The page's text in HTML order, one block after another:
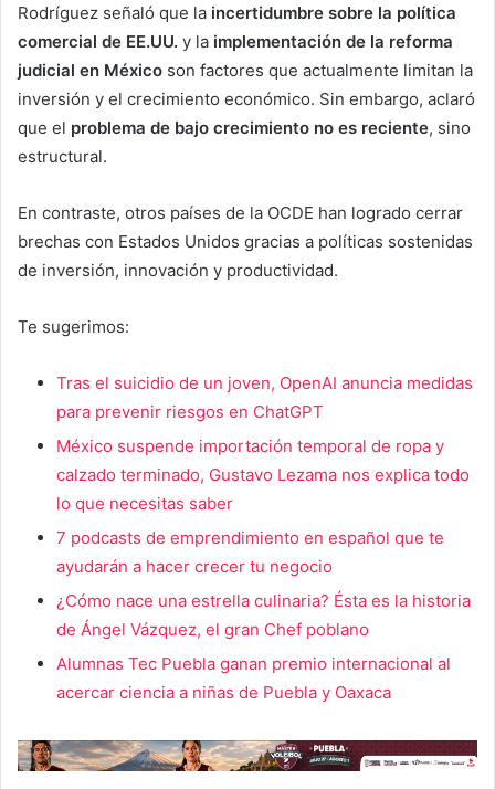
Rodríguez señaló que la incertidumbre sobre la política
comercial de EE.UU. y la implementación de la reforma
judicial en México son factores que actualmente limitan la
inversión y el crecimiento económico. Sin embargo, aclaró
que el problema de bajo crecimiento no es reciente, sino
estructural.
En contraste, otros países de la OCDE han logrado cerrar
brechas con Estados Unidos gracias a políticas sostenidas
de inversión, innovación y productividad.
Te sugerimos:
Tras el suicidio de un joven, OpenAI anuncia medidas
para prevenir riesgos en ChatGPT
México suspende importación temporal de ropa y
calzado terminado, Gustavo Lezama nos explica todo
lo que necesitas saber
7 podcasts de emprendimiento en español que te
ayudarán a hacer crecer tu negocio
¿Cómo nace una estrella culinaria? Ésta es la historia
de Ángel Vázquez, el gran Chef poblano
Alumnas Tec Puebla ganan premio internacional al
acercar ciencia a niñas de Puebla y Oaxaca